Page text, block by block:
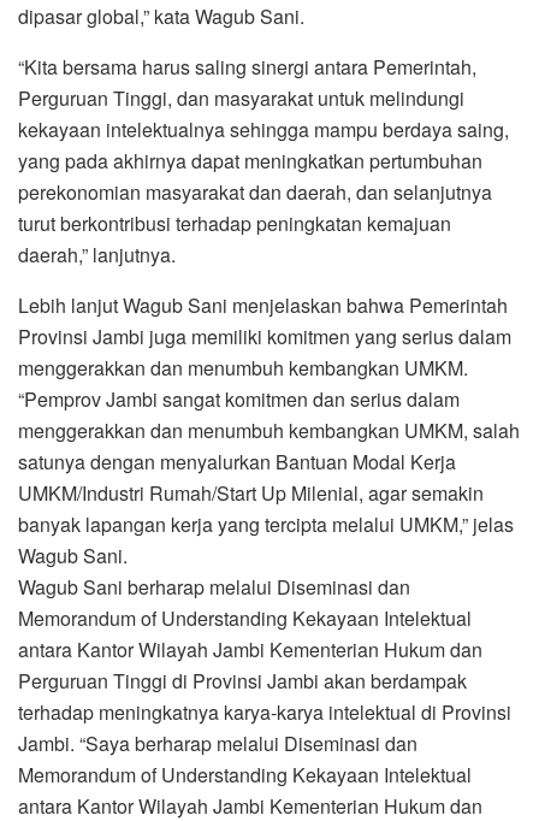
dipasar global,” kata Wagub Sani.
“Kita bersama harus saling sinergi antara Pemerintah,
Perguruan Tinggi, dan masyarakat untuk melindungi
kekayaan intelektualnya sehingga mampu berdaya saing,
yang pada akhirnya dapat meningkatkan pertumbuhan
perekonomian masyarakat dan daerah, dan selanjutnya
turut berkontribusi terhadap peningkatan kemajuan
daerah,” lanjutnya.
Lebih lanjut Wagub Sani menjelaskan bahwa Pemerintah
Provinsi Jambi juga memiliki komitmen yang serius dalam
menggerakkan dan menumbuh kembangkan UMKM.
“Pemprov Jambi sangat komitmen dan serius dalam
menggerakkan dan menumbuh kembangkan UMKM, salah
satunya dengan menyalurkan Bantuan Modal Kerja
UMKM/Industri Rumah/Start Up Milenial, agar semakin
banyak lapangan kerja yang tercipta melalui UMKM,” jelas
Wagub Sani.
Wagub Sani berharap melalui Diseminasi dan
Memorandum of Understanding Kekayaan Intelektual
antara Kantor Wilayah Jambi Kementerian Hukum dan
Perguruan Tinggi di Provinsi Jambi akan berdampak
terhadap meningkatnya karya-karya intelektual di Provinsi
Jambi. “Saya berharap melalui Diseminasi dan
Memorandum of Understanding Kekayaan Intelektual
antara Kantor Wilayah Jambi Kementerian Hukum dan